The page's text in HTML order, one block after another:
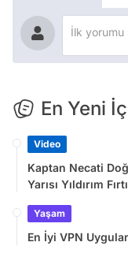
En Yeni
Video
Kaptan Necati
Yarısı Yıldırım
Yaşam
En İyi VPN